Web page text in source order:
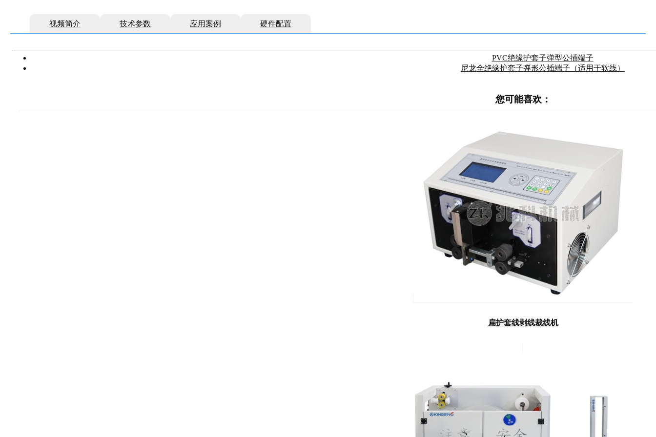
视频简介 技术参数 应用案例 硬件配置
PVC绝缘护套子弹型公插端子
尼龙全绝缘护套子弹形公插端子（适用于软线）
您可能喜欢：
扁护套线剥线裁线机